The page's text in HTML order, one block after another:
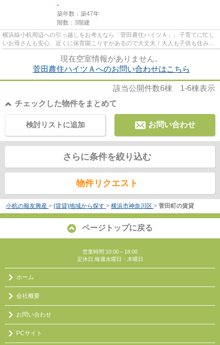
-
築年数：築47年
階数：3階建
横浜線小机周辺への引っ越しをお考えなら「菅田農住ハイツＡ」。子育てに忙し
いお母さんも安心、近くに保育園こりすがあるので大丈夫！大人も子供も住みや
現在空室情報がありません。
菅田農住ハイツＡへのお問い合わせはこちら
該当公開件数6棟 1-6棟表示
チェックした物件をまとめて
お問い合わせ
検討リストに追加
さらに条件を絞り込む
物件リクエスト
小机の報友興産 > (賃貸)地域から探す > 横浜市神奈川区 > 菅田町の賃貸
ページトップに戻る
営業時間:10:00～18:00
定休日:毎週水曜日・木曜日
ホーム
会社概要
お問い合わせ
PCサイト